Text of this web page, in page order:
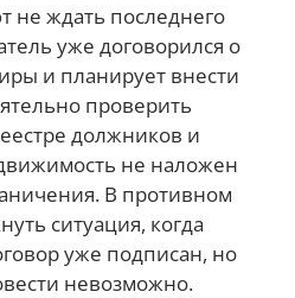
не ждать последнего
уже договорился о
и планирует внести
проверить
должников и
не наложен
В противном
ситуация, когда
уже подписан, но
невозможно.